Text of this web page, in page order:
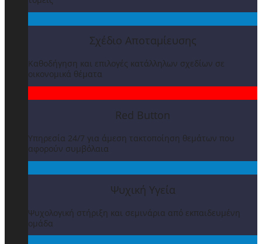
Σχέδιο Αποταμίευσης
Καθοδήγηση και επιλογές κατάλληλων σχεδίων σε
οικονομικά θέματα
Red Button
Υπηρεσία 24/7 για άμεση τακτοποίηση θεμάτων που
αφορούν συμβόλαια
Ψυχική Υγεία
Ψυχολογική στήριξη και σεμινάρια από εκπαιδευμένη
ομάδα